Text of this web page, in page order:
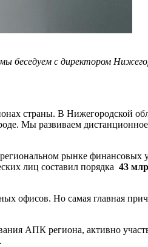
беседуем с директором
страны. В Нижегородской
Мы развиваем
рынке финансовых
лиц составил порядка 43
офисов. Но самая главная
АПК региона, активно